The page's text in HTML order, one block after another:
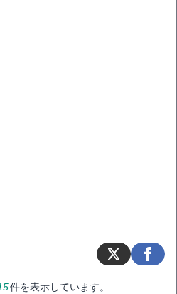
件を表示しています。